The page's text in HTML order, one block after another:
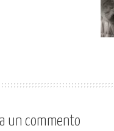
un commento